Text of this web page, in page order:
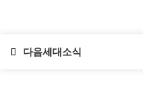
다음세대소식